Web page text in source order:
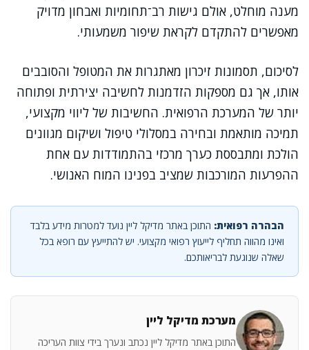
מענה מוחלט, אולם גישות רב־תחומיות ואבחון מדויק
מאפשרים להתקדם לקראת שיפור משמעותי.
לסיכום, תסמונות זיכרון מאתגרות את המטופל והסובבים
אותו, אך גם מספקות הזדמנות לחשיבה יצירתית ופתוחה
יותר של המערכת הרפואית. החשיבות של ליווי מקצועי,
תמיכה מותאמת ובחירה במסלולי טיפול ושיקום מגוונים
הולכת ומתבססת כערך מרכזי בהתמודדות עם אחת
ההפרעות המורכבות שמציב בפנינו המוח האנושי.
הבהרה רפואית: התוכן באתר מדיקל ליין נועד למטרות מידע בלבד
ואינו מהווה תחליף לייעוץ רפואי מקצועי. יש להתייעץ עם רופא בכל
שאלה שנוגעת לבריאותכם.
מערכת מדיקל ליין
התוכן באתר מדיקל ליין נכתב ונערך בידי צוות העריכה